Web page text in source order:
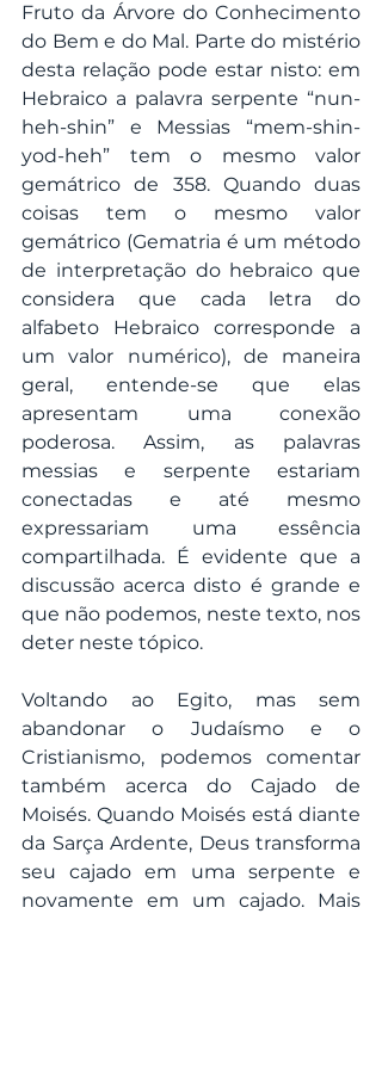
Fruto da Árvore do Conhecimento
do Bem e do Mal. Parte do mistério
desta relação pode estar nisto: em
Hebraico a palavra serpente “nun-
heh-shin” e Messias “mem-shin-
yod-heh” tem o mesmo valor
gemátrico de 358. Quando duas
coisas tem o mesmo valor
gemátrico (Gematria é um método
de interpretação do hebraico que
considera que cada letra do
alfabeto Hebraico corresponde a
um valor numérico), de maneira
geral, entende-se que elas
apresentam uma conexão
poderosa. Assim, as palavras
messias e serpente estariam
conectadas e até mesmo
expressariam uma essência
compartilhada. É evidente que a
discussão acerca disto é grande e
que não podemos, neste texto, nos
deter neste tópico.
Voltando ao Egito, mas sem
abandonar o Judaísmo e o
Cristianismo, podemos comentar
também acerca do Cajado de
Moisés. Quando Moisés está diante
da Sarça Ardente, Deus transforma
seu cajado em uma serpente e
novamente em um cajado. Mais